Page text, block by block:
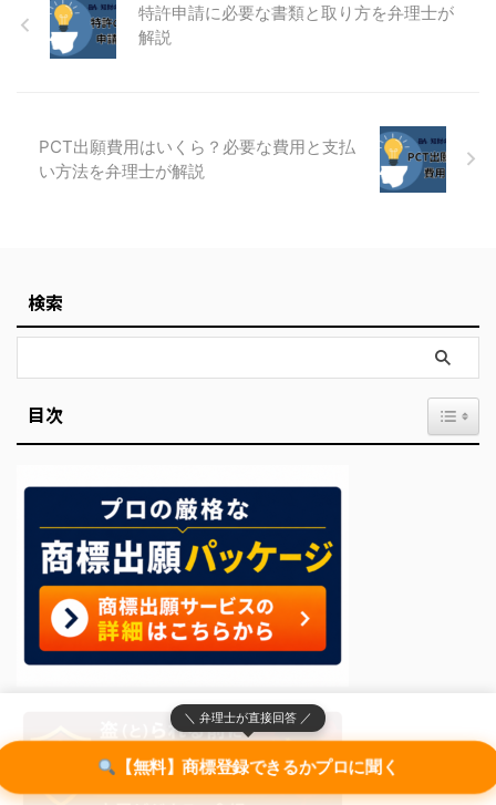
特許申請に必要な書類と取り方を弁理士が
解説
PCT出願費用はいくら？必要な費用と支払
い方法を弁理士が解説
検索
目次
＼ 弁理士が直接回答 ／
【無料】商標登録できるかプロに聞く